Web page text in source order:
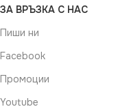
ЗА ВРЪЗКА С НАС
Пиши ни
Facebook
Промоции
Youtube